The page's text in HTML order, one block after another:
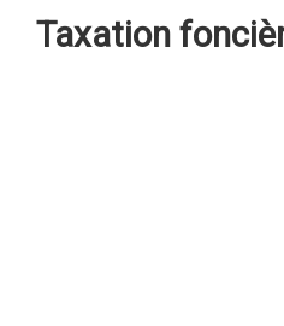
Taxation